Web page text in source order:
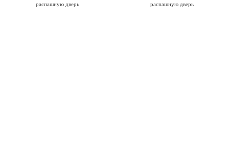
распашную дверь
распашную дверь